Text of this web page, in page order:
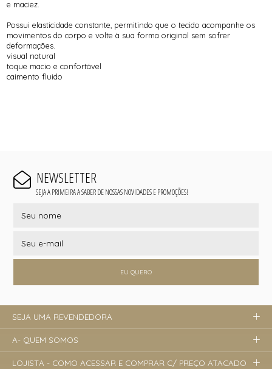
e maciez.
Possui elasticidade constante, permitindo que o tecido acompanhe os
movimentos do corpo e volte à sua forma original sem sofrer
deformações.
visual natural
toque macio e confortável
caimento fluido
NEWSLETTER
SEJA A PRIMEIRA A SABER DE NOSSAS NOVIDADES E PROMOÇÕES!
EU QUERO
SEJA UMA REVENDEDORA
A- QUEM SOMOS
LOJISTA - COMO ACESSAR E COMPRAR C/ PREÇO ATACADO